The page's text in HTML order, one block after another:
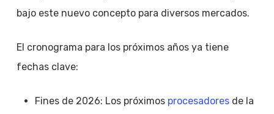
bajo este nuevo concepto para diversos mercados.
El cronograma para los próximos años ya tiene
fechas clave:
Fines de 2026: Los próximos procesadoresde la